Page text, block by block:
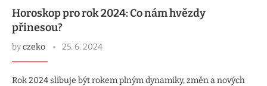
Horoskop pro rok 2024: Co nám hvězdy
přinesou?
byczeko 25. 6. 2024
Rok 2024 slibuje být rokem plným dynamiky, změn a nových